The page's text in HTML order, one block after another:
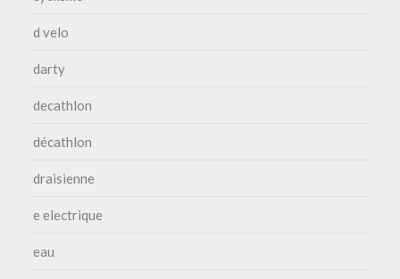
d velo
darty
decathlon
décathlon
draisienne
e electrique
eau